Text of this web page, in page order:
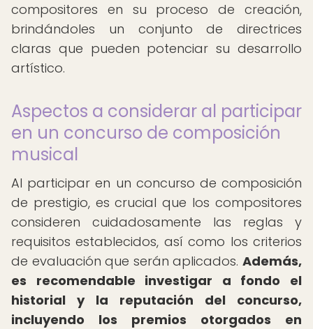
compositores en su proceso de creación,
brindándoles un conjunto de directrices
claras que pueden potenciar su desarrollo
artístico.
Aspectos a considerar al participar
en un concurso de composición
musical
Al participar en un concurso de composición
de prestigio, es crucial que los compositores
consideren cuidadosamente las reglas y
requisitos establecidos, así como los criterios
de evaluación que serán aplicados. Además,
es recomendable investigar a fondo el
historial y la reputación del concurso,
incluyendo los premios otorgados en